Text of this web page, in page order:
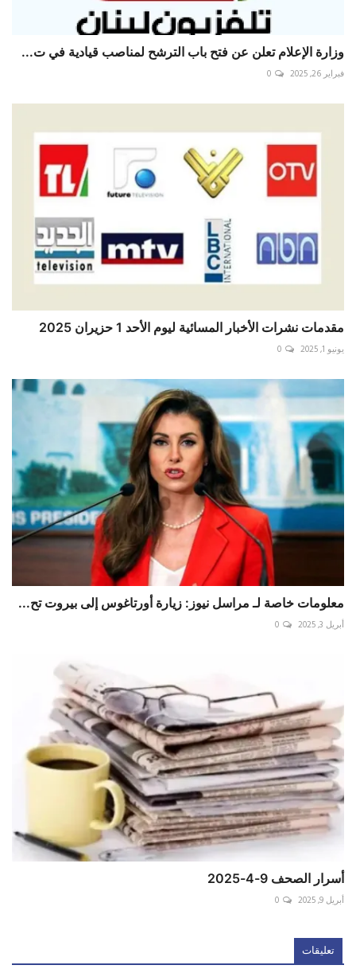
وزارة الإعلام تعلن عن فتح باب الترشح لمناصب قيادية في ت...
فبراير 26, 2025 0
مقدمات نشرات الأخبار المسائية ليوم الأحد 1 حزيران 2025
يونيو 1, 2025 0
معلومات خاصة لـ مراسل نيوز: زيارة أورتاغوس إلى بيروت تح...
أبريل 3, 2025 0
أسرار الصحف 9-4-2025
أبريل 9, 2025 0
تعليقات